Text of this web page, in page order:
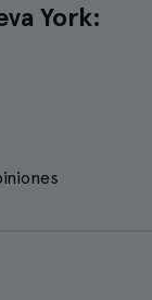
York: